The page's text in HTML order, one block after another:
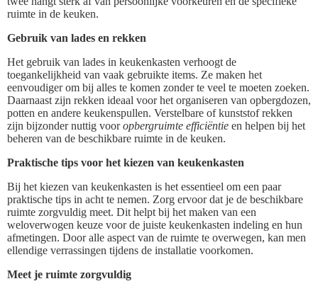
ruimte in de keuken.
Gebruik van lades en rekken
Het gebruik van lades in keukenkasten verhoogt de
toegankelijkheid van vaak gebruikte items. Ze maken het
eenvoudiger om bij alles te komen zonder te veel te moeten zoeken.
Daarnaast zijn rekken ideaal voor het organiseren van opbergdozen,
potten en andere keukenspullen. Verstelbare of kunststof rekken
zijn bijzonder nuttig vooropbergruimte efficiëntie en helpen bij het
beheren van de beschikbare ruimte in de keuken.
Praktische tips voor het kiezen van keukenkasten
Bij het kiezen van keukenkasten is het essentieel om een paar
praktische tips in acht te nemen. Zorg ervoor dat je de beschikbare
ruimte zorgvuldig meet. Dit helpt bij het maken van een
weloverwogen keuze voor de juiste keukenkasten indeling en hun
afmetingen. Door alle aspect van de ruimte te overwegen, kan men
ellendige verrassingen tijdens de installatie voorkomen.
Meet je ruimte zorgvuldig